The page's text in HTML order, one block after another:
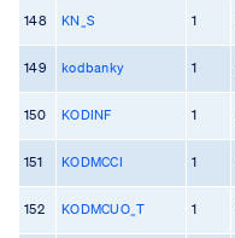
148 KN_S 1
149 kodbanky 1
150 KODINF 1
151 KODMCCI 1
152 KODMCUO_T 1